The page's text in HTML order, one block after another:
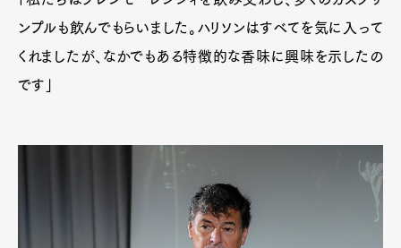
ンプルも飲んでもらいました。ハリソンはすべてを気に入って
くれましたが、なかでもある特徴的な香味に興味を示したの
です」